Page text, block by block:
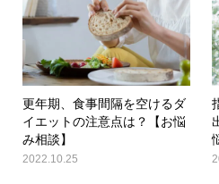
更年期、食事間隔を空けるダ
イエットの注意点は？【お悩
み相談】
2022.10.25